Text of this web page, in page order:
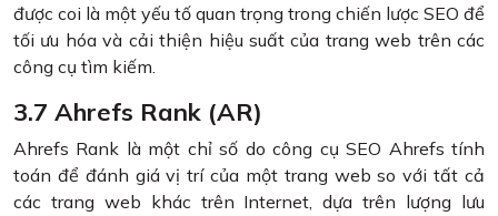
được coi là một yếu tố quan trọng trong chiến lược SEO để
tối ưu hóa và cải thiện hiệu suất của trang web trên các
công cụ tìm kiếm.
3.7 Ahrefs Rank (AR)
Ahrefs Rank là một chỉ số do công cụ SEO Ahrefs tính
toán để đánh giá vị trí của một trang web so với tất cả
các trang web khác trên Internet, dựa trên lượng lưu